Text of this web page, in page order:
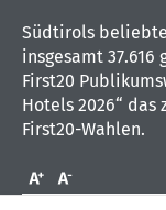
Südtirols
insgesamt
First20
Hotels 2026“
First20-Wahlen.